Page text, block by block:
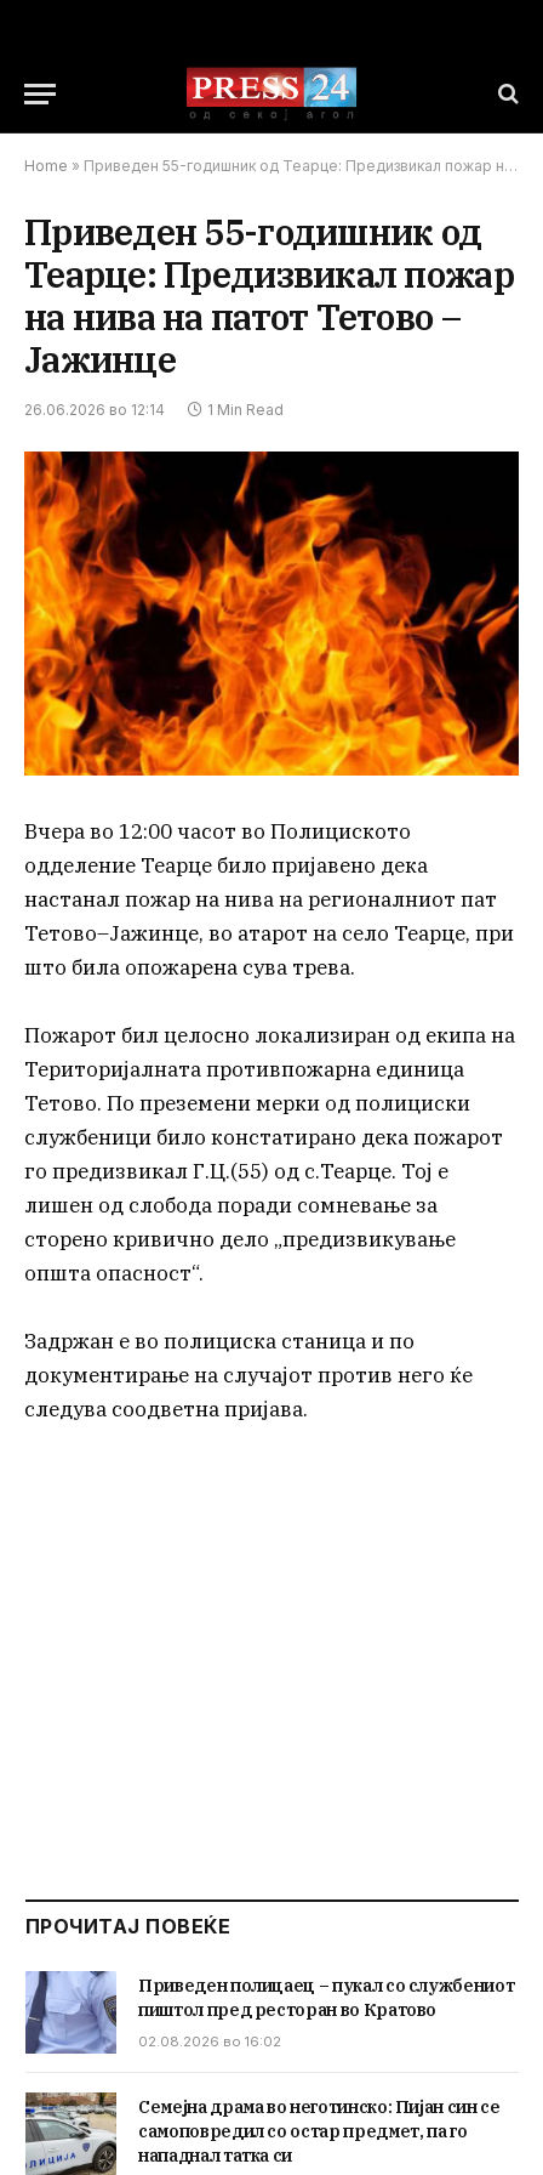
Home » Приведен 55-годишник од Теарце: Предизвикал пожар на нива на патот Тетово – Јажинце
Приведен 55-годишник од
Теарце: Предизвикал пожар
на нива на патот Тетово –
Јажинце
26.06.2026 во 12:14 1 Min Read
Вчера во 12:00 часот во Полициското
одделение Теарце било пријавено дека
настанал пожар на нива на регионалниот пат
Тетово–Јажинце, во атарот на село Теарце, при
што била опожарена сува трева.
Пожарот бил целосно локализиран од екипа на
Територијалната противпожарна единица
Тетово. По преземени мерки од полициски
службеници било констатирано дека пожарот
го предизвикал Г.Ц.(55) од с.Теарце. Тој е
лишен од слобода поради сомневање за
сторено кривично дело „предизвикување
општа опасност“.
Задржан е во полициска станица и по
документирање на случајот против него ќе
следува соодветна пријава.
ПРОЧИТАЈ ПОВЕЌЕ
Приведен полицаец – пукал со службениот
пиштол пред ресторан во Кратово
02.08.2026 во 16:02
Семејна драма во неготинско: Пијан син се
самоповредил со остар предмет, па го
нападнал татка си